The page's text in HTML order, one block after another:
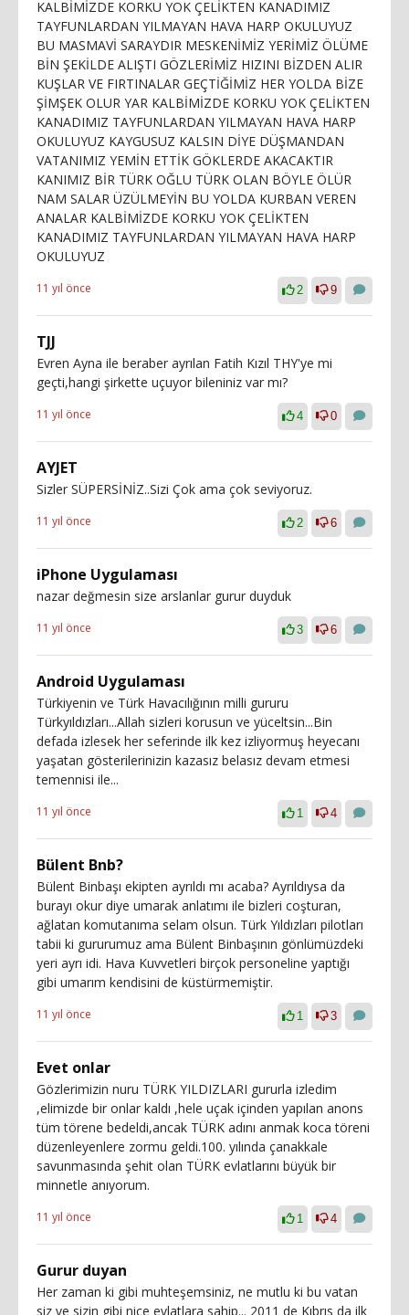
KALBİMİZDE KORKU YOK ÇELİKTEN KANADIMIZ
TAYFUNLARDAN YILMAYAN HAVA HARP OKULUYUZ
BU MASMAVİ SARAYDIR MESKENİMİZ YERİMİZ ÖLÜME
BİN ŞEKİLDE ALIŞTI GÖZLERİMİZ HIZINI BİZDEN ALIR
KUŞLAR VE FIRTINALAR GEÇTİĞİMİZ HER YOLDA BİZE
ŞİMŞEK OLUR YAR KALBİMİZDE KORKU YOK ÇELİKTEN
KANADIMIZ TAYFUNLARDAN YILMAYAN HAVA HARP
OKULUYUZ KAYGUSUZ KALSIN DİYE DÜŞMANDAN
VATANIMIZ YEMİN ETTİK GÖKLERDE AKACAKTIR
KANIMIZ BİR TÜRK OĞLU TÜRK OLAN BÖYLE ÖLÜR
NAM SALAR ÜZÜLMEYİN BU YOLDA KURBAN VEREN
ANALAR KALBİMİZDE KORKU YOK ÇELİKTEN
KANADIMIZ TAYFUNLARDAN YILMAYAN HAVA HARP
OKULUYUZ
11 yıl önce 2 9
TJJ
Evren Ayna ile beraber ayrılan Fatih Kızıl THY'ye mi
geçti,hangi şirkette uçuyor bileniniz var mı?
11 yıl önce 4 0
AYJET
Sizler SÜPERSİNİZ..Sizi Çok ama çok seviyoruz.
11 yıl önce 2 6
iPhone Uygulaması
nazar değmesin size arslanlar gurur duyduk
11 yıl önce 3 6
Android Uygulaması
Türkiyenin ve Türk Havacılığının milli gururu
Türkyıldızları...Allah sizleri korusun ve yüceltsin...Bin
defada izlesek her seferinde ilk kez izliyormuş heyecanı
yaşatan gösterilerinizin kazasız belasız devam etmesi
temennisi ile...
11 yıl önce 1 4
Bülent Bnb?
Bülent Binbaşı ekipten ayrıldı mı acaba? Ayrıldıysa da
burayı okur diye umarak anlatımı ile bizleri coşturan,
ağlatan komutanıma selam olsun. Türk Yıldızları pilotları
tabii ki gururumuz ama Bülent Binbaşının gönlümüzdeki
yeri ayrı idi. Hava Kuvvetleri birçok personeline yaptığı
gibi umarım kendisini de küstürmemiştir.
11 yıl önce 1 3
Evet onlar
Gözlerimizin nuru TÜRK YILDIZLARI gururla izledim
,elimizde bir onlar kaldı ,hele uçak içinden yapılan anons
tüm törene bedeldi,ancak TÜRK adını anmak koca töreni
düzenleyenlere zormu geldi.100. yılında çanakkale
savunmasında şehit olan TÜRK evlatlarını büyük bir
minnetle anıyorum.
11 yıl önce 1 4
Gurur duyan
Her zaman ki gibi muhteşemsiniz, ne mutlu ki bu vatan
siz ve sizin gibi nice evlatlara sahip... 2011 de Kıbrıs da ilk